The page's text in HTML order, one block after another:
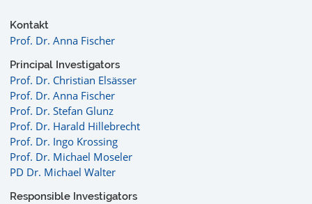
Kontakt
Prof. Dr. Anna Fischer
Principal Investigators
Prof. Dr. Christian Elsässer
Prof. Dr. Anna Fischer
Prof. Dr. Stefan Glunz
Prof. Dr. Harald Hillebrecht
Prof. Dr. Ingo Krossing
Prof. Dr. Michael Moseler
PD Dr. Michael Walter
Responsible Investigators